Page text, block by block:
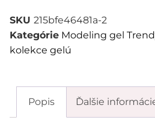
SKU 215bfe46481a-2
Kategórie Modeling gel
kolekce gelú
Popis Ďalšie